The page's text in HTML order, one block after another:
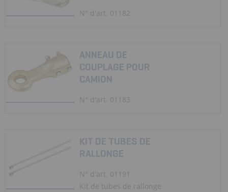
N° d'art. 01182
ANNEAU DE
COUPLAGE POUR
CAMION
N° d'art. 01183
KIT DE TUBES DE
RALLONGE
N° d'art. 01191
Kit de tubes de rallonge